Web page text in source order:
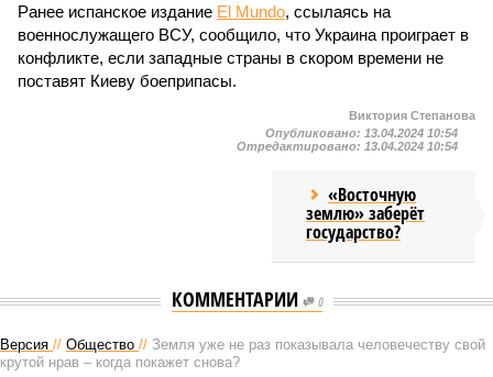
Ранее испанское издание El Mundo, ссылаясь на
военнослужащего ВСУ, сообщило, что Украина проиграет в
конфликте, если западные страны в скором времени не
поставят Киеву боеприпасы.
Виктория Степанова
Опубликовано: 13.04.2024 10:54
Отредактировано: 13.04.2024 10:54
«Восточную
землю» заберёт
государство?
КОММЕНТАРИИ 0
Версия // Общество // Земля уже не раз показывала человечеству свой
крутой нрав – когда покажет снова?